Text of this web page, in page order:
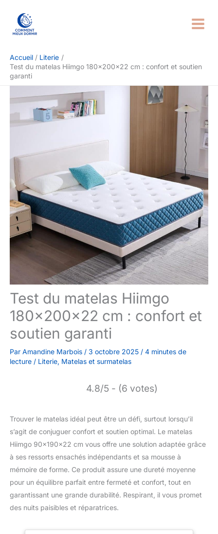
contenu
Accueil
Literie
Test du matelas Hiimgo 180x200x22 cm : confort et soutien
garanti
Test du matelas Hiimgo
180x200x22 cm : confort et
soutien garanti
Par Amandine Marbois / 3 octobre 2025 / 4 minutes de
lecture / Literie, Matelas et surmatelas
4.8/5 - (6 votes)
Trouver le matelas idéal peut être un défi, surtout lorsqu’il
s’agit de conjuguer confort et soutien optimal. Le matelas
Hiimgo 90x190x22 cm vous offre une solution adaptée grâce
à ses ressorts ensachés indépendants et sa mousse à
mémoire de forme. Ce produit assure une dureté moyenne
pour un équilibre parfait entre fermeté et confort, tout en
garantissant une grande durabilité. Respirant, il vous promet
des nuits paisibles et réparatrices.